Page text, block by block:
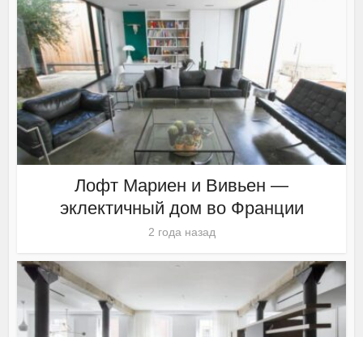
Лофт Мариен и Вивьен —
эклектичный дом во Франции
2 года назад